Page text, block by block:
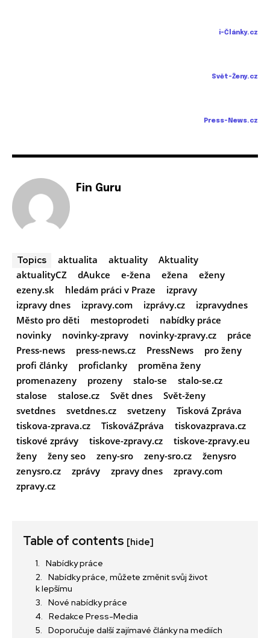
i-Články.cz
Svět-Ženy.cz
Press-News.cz
Fin Guru
Topics aktualita aktuality
Aktuality
aktualityCZ
dAukce e-žena ežena
eženy
ezeny.sk
hledám práci v Praze
izpravy
izpravy dnes
izpravy.com izprávy.cz
izpravydnes
Město pro děti
mestoprodeti
nabídky práce
novinky
novinky-zpravy novinky-zpravy.cz
práce
Press-news
press-news.cz PressNews
pro ženy
profi články
proficlanky
proměna ženy
promenazeny
prozeny stalo-se
stalo-se.cz
stalose
stalose.cz Svět dnes
Svět-ženy
svetdnes
svetdnes.cz svetzeny
Tisková Zpráva
tiskova-zprava.cz
TiskováZpráva
tiskovazprava.cz
tiskové zprávy
tiskove-zpravy.cz
tiskove-zpravy.eu
ženy
ženy seo zeny-sro zeny-sro.cz
ženysro
zenysro.cz
zprávy zpravy dnes
zpravy.com
zpravy.cz
Table of contents [hide]
Nabídky práce
Nabídky práce, můžete změnit svůj život
k lepšímu
Nové nabídky práce
Redakce Press-Media
Doporučuje další zajímavé články na mediích